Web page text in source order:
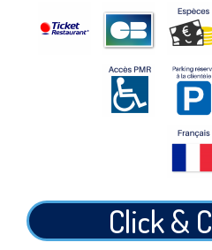
Click &